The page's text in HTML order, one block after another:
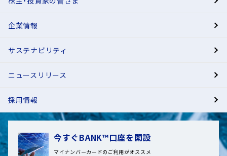
企業情報
サステナビリティ
ニュースリリース
採用情報
今すぐBANK™口座を開設
マイナンバーカードのご利用がオススメ